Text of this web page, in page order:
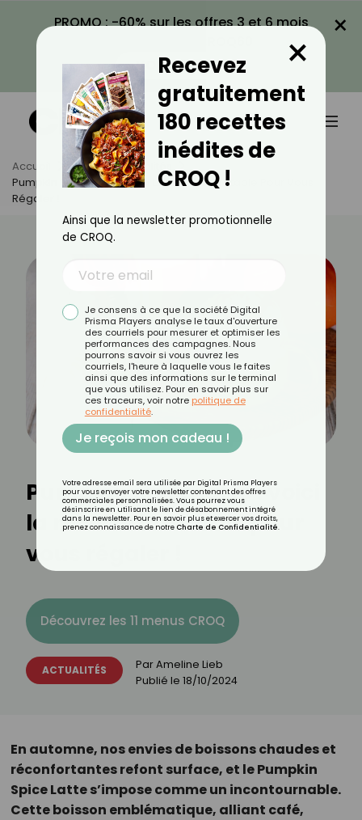
PROMO : -60% sur les offres 3 et 6 mois
VOIR LA PROMO
×
Accueil Actus
Actualités
Pumpkin Spice Latte : Voici La Recette Inratable Pour Vous
Régaler !
Pumpkin spice latte : voici
la recette inratable pour
vous régaler !
Découvrez les 11 menus CROQ
ACTUALITÉS ParAmeline Lieb
Publié le 18/10/2024
En automne, nos envies de boissons chaudes et
réconfortantes refont surface, et le Pumpkin
Spice Latte s’impose comme un incontournable.
Cette boisson emblématique, alliant café,
Recevez
gratuitement
180 recettes
inédites de
CROQ !
×
Ainsi que la newsletter promotionnelle
de CROQ.
Je consens à ce que la société Digital
Prisma Players analyse le taux d'ouverture
des courriels pour mesurer et optimiser les
performances des campagnes. Nous
pourrons savoir si vous ouvrez les
courriels, l'heure à laquelle vous le faites
ainsi que des informations sur le terminal
que vous utilisez. Pour en savoir plus sur
ces traceurs, voir notre politique de
confidentialité.
Je reçois mon cadeau !
Votre adresse email sera utilisée par Digital Prisma Players
pour vous envoyer votre newsletter contenant des offres
commerciales personnalisées. Vous pourrez vous
désinscrire en utilisant le lien de désabonnement intégré
dans la newsletter. Pour en savoir plus et exercer vos droits,
prenez connaissance de notre Charte de Confidentialité.